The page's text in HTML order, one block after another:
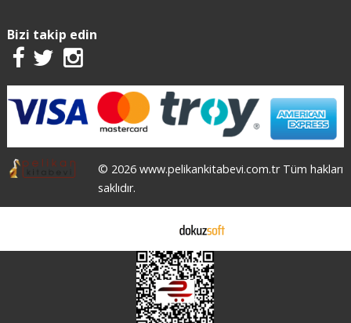
Bizi takip edin
© 2026 www.pelikankitabevi.com.tr Tüm hakları
saklıdır.